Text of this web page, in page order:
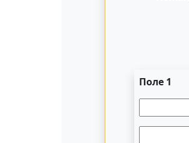
Поле 1